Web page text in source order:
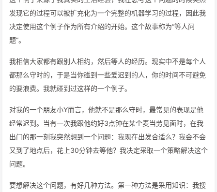
发现它的过程可以被扩充化为一个完整的机器学习的过程，因此我
决定使用这个例子作为所有介绍的开始。这个故事称为“等人问
题”。
我相信大家都有跟别人相约，然后等人的经历。现实中不是每个人
都那么守时的，于是当你碰到一些爱迟到的人，你的时间不可避免
的要浪费。我就碰到过这样的一个例子。
对我的一个朋友小Y而言，他就不是那么守时，最常见的表现是他
经常迟到。当有一次我跟他约好3点钟在某个麦当劳见面时，在我
出门的那一刻我突然想到一个问题：我现在出发合适么？我会不会
又到了地点后，花上30分钟去等他？我决定采取一个策略解决这个
问题。
要想解决这个问题，有好几种方法。第一种方法是采用知识：我搜